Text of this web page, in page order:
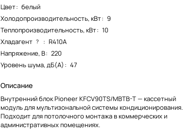
Цвет: белый
Холодопроизводительность, кВт: 9
Теплопроизводительность, кВт: 10
Хладагент ? : R410A
Напряжение, В: 220
Уровень шума, дБ(А) : 47
Описание
Внутренний блок Pioneer KFCV90TS/MBTB-T — кассетный
модуль для мультизональной системы кондиционирования.
Подходит для потолочного монтажа в коммерческих и
административных помещениях.